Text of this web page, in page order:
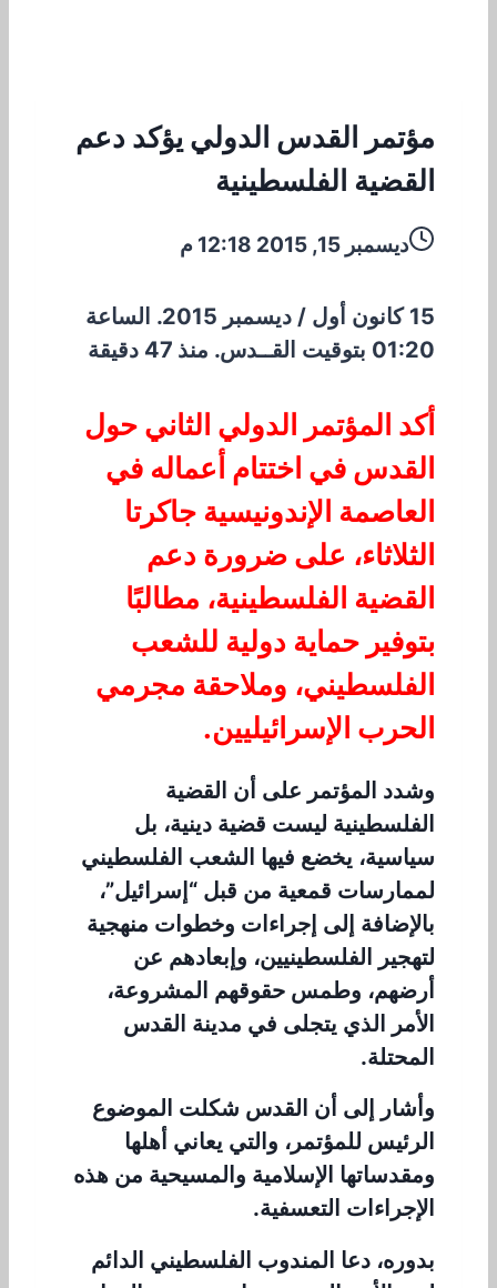
مؤتمر القدس الدولي يؤكد دعم
القضية الفلسطينية
ديسمبر 15, 2015 12:18 م
15 كانون أول / ديسمبر 2015. الساعة
01:20 بتوقيت القــدس. منذ 47 دقيقة
أكد المؤتمر الدولي الثاني حول
القدس في اختتام أعماله في
العاصمة الإندونيسية جاكرتا
الثلاثاء، على ضرورة دعم
القضية الفلسطينية، مطالبًا
بتوفير حماية دولية للشعب
الفلسطيني، وملاحقة مجرمي
الحرب الإسرائيليين.
وشدد المؤتمر على أن القضية
الفلسطينية ليست قضية دينية، بل
سياسية، يخضع فيها الشعب الفلسطيني
لممارسات قمعية من قبل “إسرائيل”،
بالإضافة إلى إجراءات وخطوات منهجية
لتهجير الفلسطينيين، وإبعادهم عن
أرضهم، وطمس حقوقهم المشروعة،
الأمر الذي يتجلى في مدينة القدس
المحتلة.
وأشار إلى أن القدس شكلت الموضوع
الرئيس للمؤتمر، والتي يعاني أهلها
ومقدساتها الإسلامية والمسيحية من هذه
الإجراءات التعسفية.
بدوره، دعا المندوب الفلسطيني الدائم